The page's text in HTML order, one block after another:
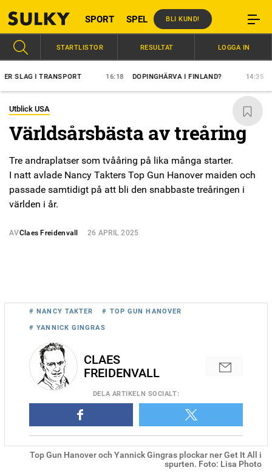
SPORT SPEL BLI KUND!
I TRANSPORT DOPINGHÄRVA I FINLAND?
STARTLISTOR RESULTAT LOGGA IN
Utblick USA
Världsårsbästa av treåring
Tre andraplatser som tvååring på lika många starter.
I natt avlade Nancy Takters Top Gun Hanover maiden och
passade samtidigt på att bli den snabbaste treåringen i
världen i år.
AVClaes Freidenvall 26 APRIL 2025
Top Gun Hanover och Yannick Gingras plockar ner Get It All i
spurten. Foto: Lisa Photo
# NANCY TAKTER # TOP GUN HANOVER
# YANNICK GINGRAS
CLAES
FREIDENVALL
DELA ARTIKELN SOCIALT: